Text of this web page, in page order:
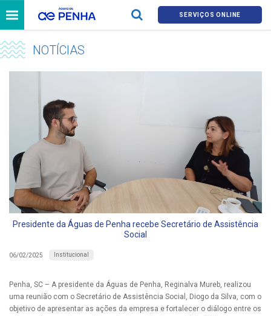
SERVIÇOS ONLINE
NOTÍCIAS
Presidente da Águas de Penha recebe Secretário de Assistência
Social
06/02/2025 Institucional
Penha, SC – A presidente da Águas de Penha, Reginalva Mureb, realizou
uma reunião com o Secretário de Assistência Social, Diogo da Silva, com o
objetivo de apresentar as ações da empresa e fortalecer o diálogo entre os